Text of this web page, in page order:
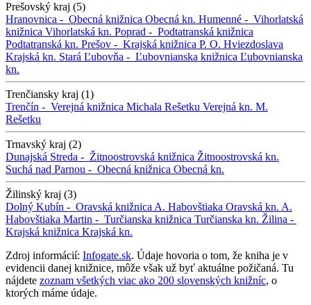
Prešovský kraj (5)
Hranovnica - Obecná knižnica Obecná kn. Humenné - Vihorlatská
knižnica Vihorlatská kn. Poprad - Podtatranská knižnica
Podtatranská kn. Prešov - Krajská knižnica P. O. Hviezdoslava
Krajská kn. Stará Ľubovňa - Ľubovnianska knižnica Ľubovnianska
kn.
Trenčiansky kraj (1)
Trenčín - Verejná knižnica Michala Rešetku Verejná kn. M.
Rešetku
Trnavský kraj (2)
Dunajská Streda - Žitnoostrovská knižnica Žitnoostrovská kn.
Suchá nad Parnou - Obecná knižnica Obecná kn.
Žilinský kraj (3)
Dolný Kubín - Oravská knižnica A. Habovštiaka Oravská kn. A.
Habovštiaka Martin - Turčianska knižnica Turčianska kn. Žilina -
Krajská knižnica Krajská kn.
Zdroj informácií: Infogate.sk. Údaje hovoria o tom, že kniha je v
evidencii danej knižnice, môže však už byť aktuálne požičaná. Tu
nájdete zoznam všetkých viac ako 200 slovenských knižníc, o
ktorých máme údaje.